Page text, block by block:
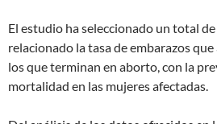
El estudio ha seleccionado un total
relacionado la tasa de embarazos
los que terminan en aborto, con la
mortalidad en las mujeres afectadas.